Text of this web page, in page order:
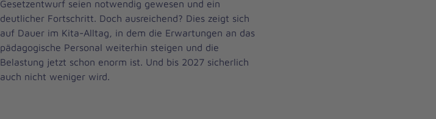
Gesetzentwurf seien notwendig gewesen und ein
deutlicher Fortschritt. Doch ausreichend? Dies zeigt sich
auf Dauer im Kita-Alltag, in dem die Erwartungen an das
pädagogische Personal weiterhin steigen und die
Belastung jetzt schon enorm ist. Und bis 2027 sicherlich
auch nicht weniger wird.